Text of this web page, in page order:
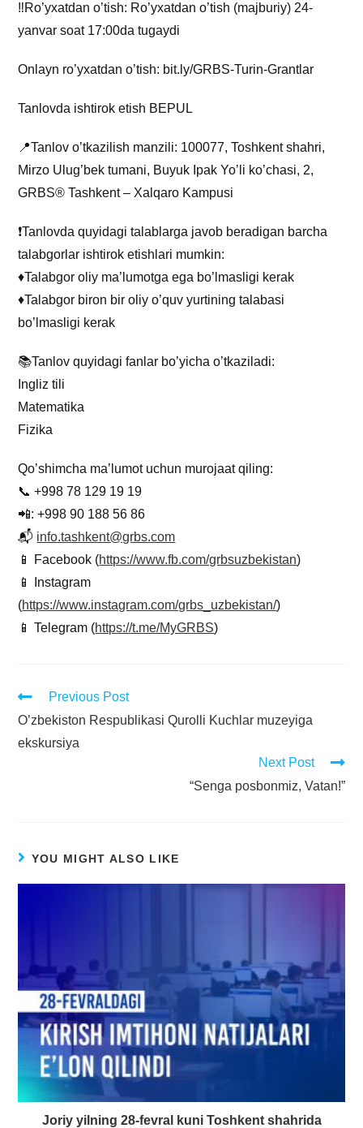
‼️Ro’yxatdan o’tish: Ro’yxatdan o’tish (majburiy) 24-
yanvar soat 17:00da tugaydi
Onlayn ro’yxatdan o’tish: bit.ly/GRBS-Turin-Grantlar
Tanlovda ishtirok etish BEPUL
📍Tanlov o’tkazilish manzili: 100077, Toshkent shahri,
Mirzo Ulug’bek tumani, Buyuk Ipak Yo’li ko’chasi, 2,
GRBS® Tashkent – Xalqaro Kampusi
❗️Tanlovda quyidagi talablarga javob beradigan barcha
talabgorlar ishtirok etishlari mumkin:
♦️Talabgor oliy ma’lumotga ega bo’lmasligi kerak
♦️Talabgor biron bir oliy o’quv yurtining talabasi
bo’lmasligi kerak
📚Tanlov quyidagi fanlar bo’yicha o’tkaziladi:
Ingliz tili
Matematika
Fizika
Qo’shimcha ma’lumot uchun murojaat qiling:
📞 +998 78 129 19 19
📲: +998 90 188 56 86
📬 info.tashkent@grbs.com
📱 Facebook (https://www.fb.com/grbsuzbekistan)
📱 Instagram
(https://www.instagram.com/grbs_uzbekistan/)
📱 Telegram (https://t.me/MyGRBS)
Previous Post
O’zbekiston Respublikasi Qurolli Kuchlar muzeyiga
ekskursiya
Next Post
“Senga posbonmiz, Vatan!”
YOU MIGHT ALSO LIKE
Joriy yilning 28-fevral kuni Toshkent shahrida